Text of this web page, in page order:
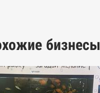
ФНС
бизнесы